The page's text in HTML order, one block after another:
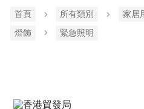
首頁 所有類別
家居
燈飾
緊急照​​明